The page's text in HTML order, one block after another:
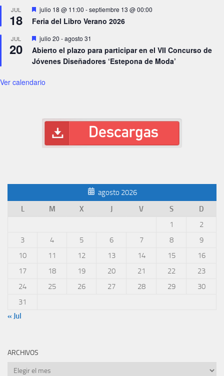
JUL
18
Destacado
julio 18 @ 11:00 -septiembre 13 @ 00:00
Feria del Libro Verano 2026
JUL
20
Destacado
julio 20 -agosto 31
Abierto el plazo para participar en el VII Concurso de
Jóvenes Diseñadores ‘Estepona de Moda’
Ver calendario
agosto 2026
L
M X J V S
D
1
2
3
4 5 6 7 8
9
10
11 12 13 14 15
16
17
18 19 20 21 22
23
24
25 26 27 28 29
30
31
« Jul
ARCHIVOS
Archivos